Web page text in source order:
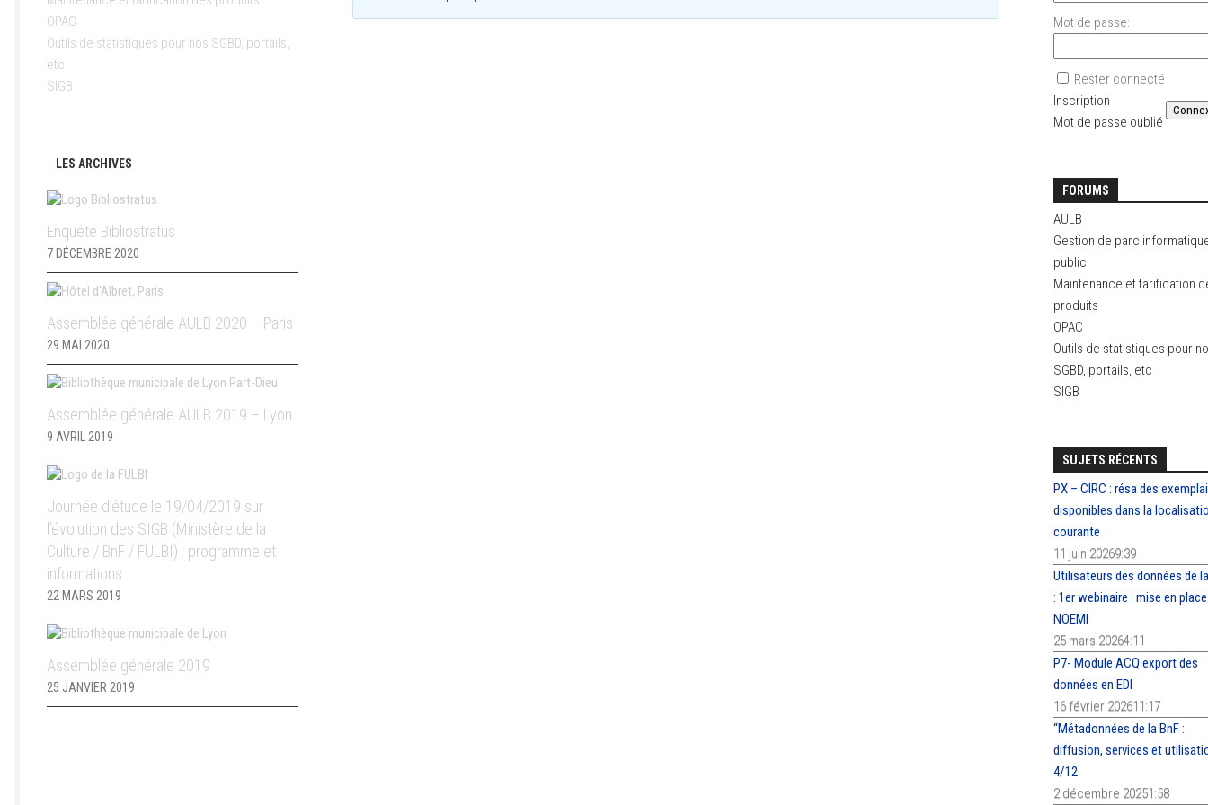
OPAC
Outils de statistiques pour nos SGBD, portails,
etc
SIGB
LES ARCHIVES
Enquête Bibliostratus
7 DÉCEMBRE 2020
Assemblée générale AULB 2020 – Paris
29 MAI 2020
Assemblée générale AULB 2019 – Lyon
9 AVRIL 2019
Journée d’étude le 19/04/2019 sur
l’évolution des SIGB (Ministère de la
Culture / BnF / FULBI) : programme et
informations
22 MARS 2019
Assemblée générale 2019
25 JANVIER 2019
Mot de passe:
Rester connecté
Inscription
Mot de passe oublié
FORUMS
AULB
Gestion de parc
public
Maintenance et tarification
produits
OPAC
Outils de statistiques pour
SGBD, portails, etc
SIGB
SUJETS RÉCENTS
PX – CIRC : résa des
disponibles dans la
courante
11 juin 20269:39
Utilisateurs des données de
: 1er webinaire : mise en
NOEMI
25 mars 20264:11
P7- Module ACQ export des
données en EDI
16 février 202611:17
“Métadonnées de la BnF :
diffusion, services et
4/12
2 décembre 20251:58